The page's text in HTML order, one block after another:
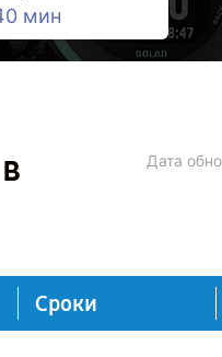
мин
Дата
Сроки